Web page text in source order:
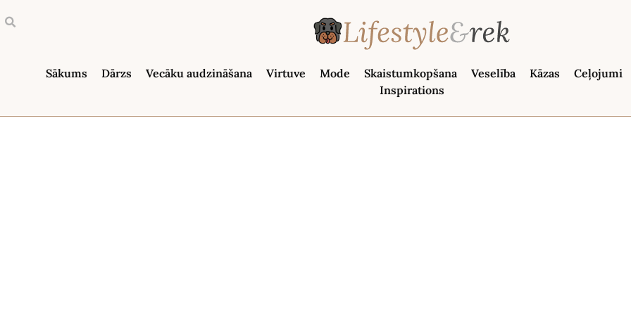
Sākums Dārzs Vecāku audzināšana Virtuve Mode Skaistumkopšana Veselība Kāzas Ceļojumi
Inspirations